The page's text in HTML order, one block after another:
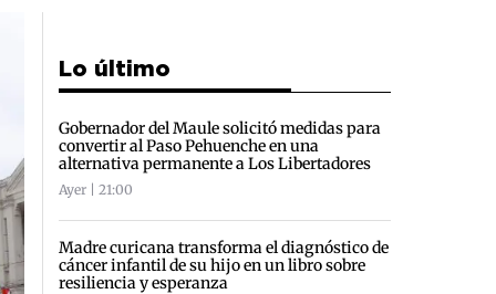
Lo último
Gobernador del Maule solicitó medidas para
convertir al Paso Pehuenche en una
alternativa permanente a Los Libertadores
Ayer | 21:00
Madre curicana transforma el diagnóstico de
cáncer infantil de su hijo en un libro sobre
resiliencia y esperanza